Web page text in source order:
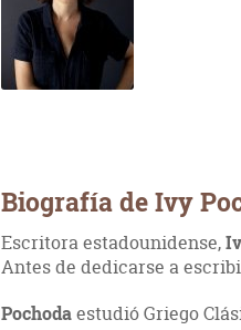
Biografía de Ivy
Escritora estadounidense,
Antes de dedicarse a
Pochodaestudió Griego